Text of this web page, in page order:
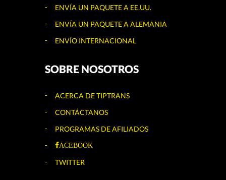
ENVÍA UN PAQUETE A EE.UU.
ENVÍA UN PAQUETE A ALEMANIA
ENVÍO INTERNACIONAL
SOBRE NOSOTROS
ACERCA DE TIPTRANS
CONTÁCTANOS
PROGRAMAS DE AFILIADOS
ACEBOOK
TWITTER